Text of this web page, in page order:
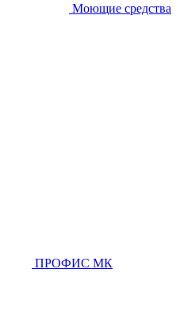
Моющие средства
ПРОФИС МК